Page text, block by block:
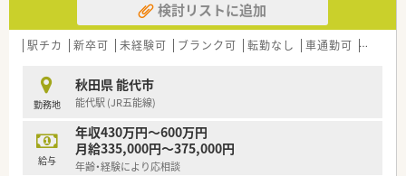
【女性活躍推進・子育てサポート企業】
・「3つ星のえるぼしマーク」と「プラチナくるみんマーク」の双方
の認定を受けています！
年生になるまで可能。また、復職時には復職フォロー制度などを
用意し会社全体で育児を支援しています。
検討リストに追加
駅チカ 新卒可 未経験可 ブランク可 転勤なし 車通勤可 高給与
勤務地
秋田県 能代市
能代駅 (JR五能線)
給与
年収430万円～600万円
月給335,000円～375,000円
年齢・経験により応相談